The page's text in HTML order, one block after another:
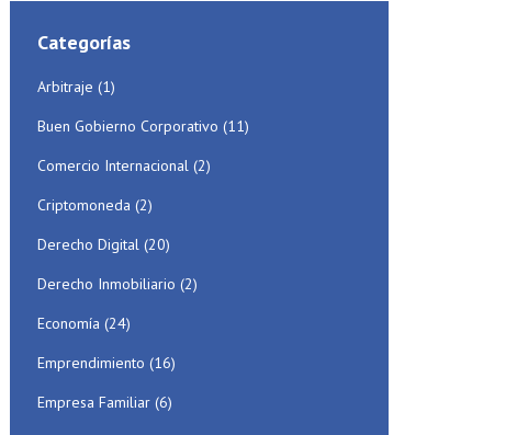
Categorías
Arbitraje (1)
Buen Gobierno Corporativo (11)
Comercio Internacional (2)
Criptomoneda (2)
Derecho Digital (20)
Derecho Inmobiliario (2)
Economía (24)
Emprendimiento (16)
Empresa Familiar (6)